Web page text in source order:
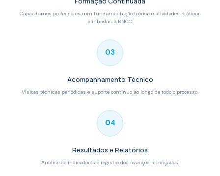
Capacitamos professores com fundamentação teórica e atividades práticas
alinhadas à BNCC.
03
Acompanhamento Técnico
Visitas técnicas periódicas e suporte contínuo ao longo de todo o processo.
04
Resultados e Relatórios
Análise de indicadores e registro dos avanços alcançados.